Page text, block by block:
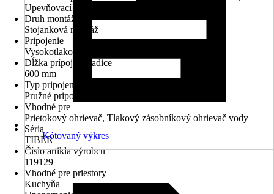
Upevňovací materiál
Druh montáže
Stojanková montáž
Pripojenie
Vysokotlakové - tlakové
Dĺžka prípojnej hadice
600 mm
Typ pripojenia
Pružné pripojovacie hadice 3/8 "
Vhodné pre
Prietokový ohrievač, Tlakový zásobníkový ohrievač vody
Séria
TIBER
Číslo artikla výrobcu
119129
Vhodné pre priestory
Kuchyňa
Kótovaný výkres